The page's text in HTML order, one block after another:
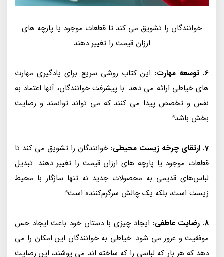
خوانندگان را تشویق می کند تا قطعات موجود یا پارچه های
ارزان قیمت را تغییر دهند
6. توسعه مهارت:
این کتاب روشی سریع برای یادگیری مهارت
های خیاطی ارائه می دهد. با پیشرفت خوانندگان، آنها اعتماد به
نفس و تخصص پیدا می کنند که می تواند توانمند و رضایت
بخش باشد⁶.
7. ارتقای چرخه زیست محیطی:
خوانندگان را تشویق می کند تا
قطعات موجود یا پارچه های ارزان قیمت را تغییر دهند. تبدیل
لباس‌های قدیمی به محصولات جدید نه تنها سازگار با محیط
زیست است، بلکه یک چالش سرگرم‌کننده است⁶.
8. رضایت عاطفی:
ایجاد چیزی با دستان خود باعث ایجاد حس
موفقیت و غرور می شود. خیاطی به خوانندگان این امکان را می
دهد که هر بار که لباسی را که ساخته اند می پوشند، این رضایت